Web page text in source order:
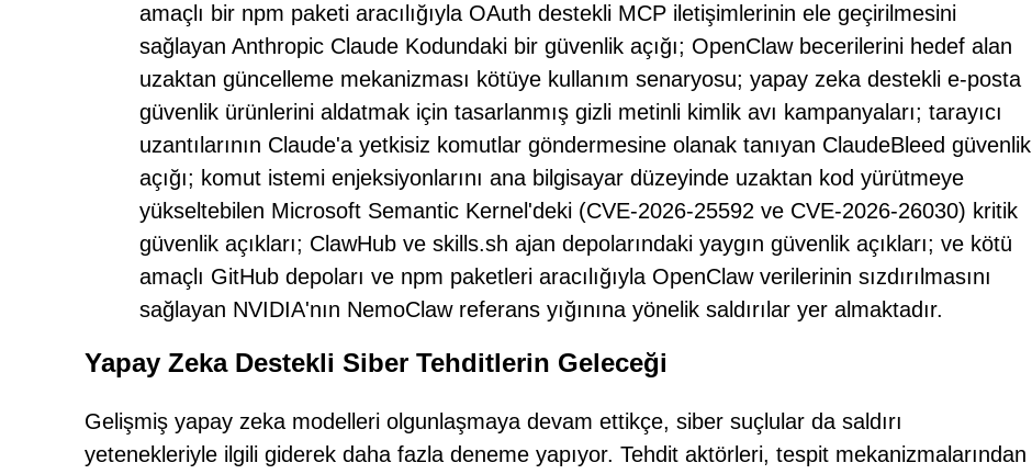
amaçlı bir npm paketi aracılığıyla OAuth destekli MCP iletişimlerinin ele geçirilmesini
sağlayan Anthropic Claude Kodundaki bir güvenlik açığı; OpenClaw becerilerini hedef alan
uzaktan güncelleme mekanizması kötüye kullanım senaryosu; yapay zeka destekli e-posta
güvenlik ürünlerini aldatmak için tasarlanmış gizli metinli kimlik avı kampanyaları; tarayıcı
uzantılarının Claude'a yetkisiz komutlar göndermesine olanak tanıyan ClaudeBleed güvenlik
açığı; komut istemi enjeksiyonlarını ana bilgisayar düzeyinde uzaktan kod yürütmeye
yükseltebilen Microsoft Semantic Kernel'deki (CVE-2026-25592 ve CVE-2026-26030) kritik
güvenlik açıkları; ClawHub ve skills.sh ajan depolarındaki yaygın güvenlik açıkları; ve kötü
amaçlı GitHub depoları ve npm paketleri aracılığıyla OpenClaw verilerinin sızdırılmasını
sağlayan NVIDIA'nın NemoClaw referans yığınına yönelik saldırılar yer almaktadır.
Yapay Zeka Destekli Siber Tehditlerin Geleceği
Gelişmiş yapay zeka modelleri olgunlaşmaya devam ettikçe, siber suçlular da saldırı
yetenekleriyle ilgili giderek daha fazla deneme yapıyor. Tehdit aktörleri, tespit mekanizmalarından